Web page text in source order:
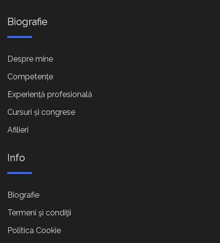
Biografie
Despre mine
Competențe
Experiență profesională
Cursuri și congrese
Afilieri
Info
Biografie
Termeni şi condiţii
Politica Cookie